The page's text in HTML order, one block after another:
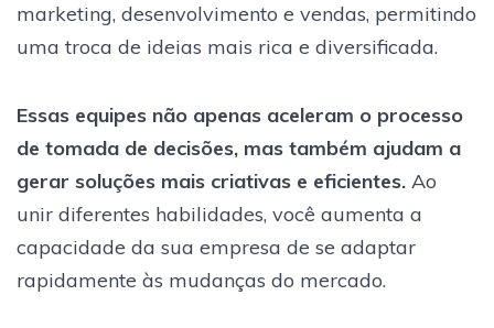
marketing, desenvolvimento e vendas, permitindo
uma troca de ideias mais rica e diversificada.
Essas equipes não apenas aceleram o processo
de tomada de decisões, mas também ajudam a
gerar soluções mais criativas e eficientes. Ao
unir diferentes habilidades, você aumenta a
capacidade da sua empresa de se adaptar
rapidamente às mudanças do mercado.